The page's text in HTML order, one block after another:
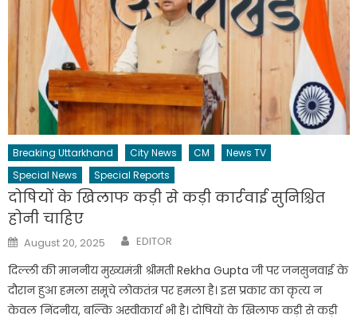
Breaking Uttarkhand City News CM
News TV
Special News
Special Reports
दोषियों के खिलाफ कड़ी से कड़ी कार्रवाई सुनिश्चित
होनी चाहिए
Posted
on
August 20, 2025 Author
EDITOR
दिल्ली की माननीय मुख्यमंत्री श्रीमती Rekha Gupta जी पर जनसुनवाई के
दौरान हुआ हमला समूचे लोकतंत्र पर हमला है। इस प्रकार का कृत्य न
केवल निंदनीय, बल्कि अस्वीकार्य भी है। दोषियों के खिलाफ कड़ी से कड़ी